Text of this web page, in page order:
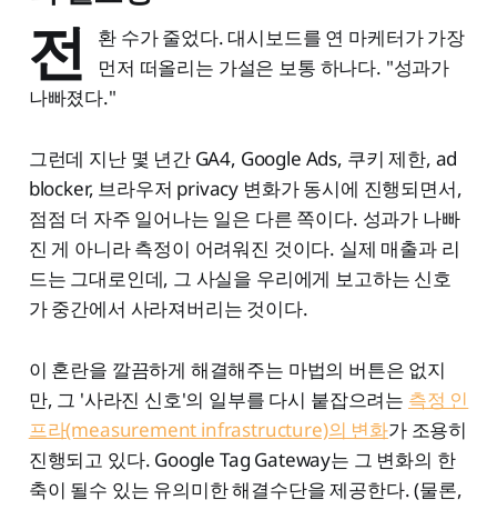
전
환 수가 줄었다. 대시보드를 연 마케터가 가장
먼저 떠올리는 가설은 보통 하나다. "성과가
나빠졌다."
그런데 지난 몇 년간 GA4, Google Ads, 쿠키 제한, ad
blocker, 브라우저 privacy 변화가 동시에 진행되면서,
점점 더 자주 일어나는 일은 다른 쪽이다. 성과가 나빠
진 게 아니라 측정이 어려워진 것이다. 실제 매출과 리
드는 그대로인데, 그 사실을 우리에게 보고하는 신호
가 중간에서 사라져버리는 것이다.
이 혼란을 깔끔하게 해결해주는 마법의 버튼은 없지
만, 그 '사라진 신호'의 일부를 다시 붙잡으려는 측정 인
프라(measurement infrastructure)의 변화가 조용히
진행되고 있다. Google Tag Gateway는 그 변화의 한
축이 될수 있는 유의미한 해결수단을 제공한다. (물론,